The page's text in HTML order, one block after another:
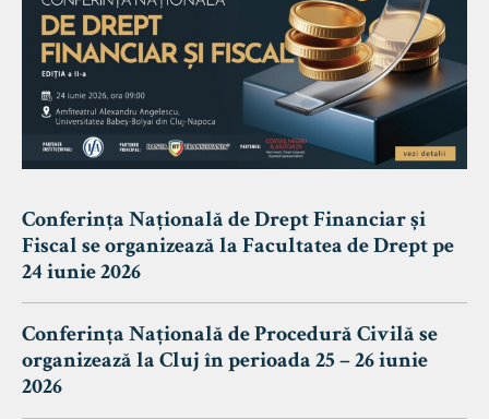
Conferința Națională de Drept Financiar și
Fiscal se organizează la Facultatea de Drept pe
24 iunie 2026
Conferința Națională de Procedură Civilă se
organizează la Cluj în perioada 25 – 26 iunie
2026